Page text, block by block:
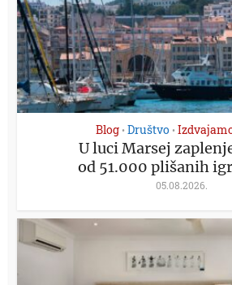
Blog • Društvo •
U luci Marsej
od 51.000 plišanih
05.08.2026.